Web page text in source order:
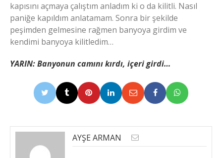
kapısını açmaya çalıştım anladım ki o da kilitli. Nasıl
paniğe kapıldım anlatamam. Sonra bir şekilde
peşimden gelmesine rağmen banyoya girdim ve
kendimi banyoya kilitledim…
YARIN: Banyonun camını kırdı, içeri girdi…
AYŞE ARMAN